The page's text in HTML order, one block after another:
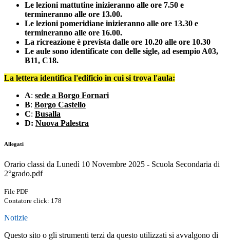
Le lezioni mattutine inizieranno alle ore 7.50 e
termineranno alle ore 13.00.
Le lezioni pomeridiane inizieranno alle ore 13.30 e
termineranno alle ore 16.00.
La ricreazione è prevista dalle ore 10.20 alle ore 10.30
Le aule sono identificate con delle sigle, ad esempio A03,
B11, C18.
La lettera identifica l'edificio in cui si trova l'aula:
A: sede a Borgo Fornari
B: Borgo Castello
C: Busalla
D: Nuova Palestra
Allegati
Orario classi da Lunedì 10 Novembre 2025 - Scuola Secondaria di
2°grado.pdf
File PDF
Contatore click: 178
Notizie
Questo sito o gli strumenti terzi da questo utilizzati si avvalgono di